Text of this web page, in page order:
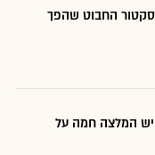
החבוט שהפך
יש המלצה חמה על